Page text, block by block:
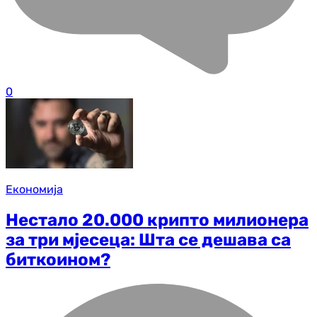
0
Економија
Нестало 20.000 крипто милионера
за три мјесеца: Шта се дешава са
биткоином?